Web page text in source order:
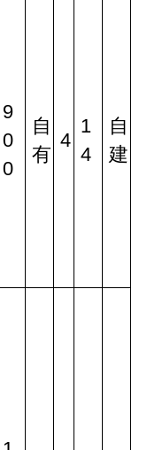
9
0
0
自
有
4
1
4
自
建